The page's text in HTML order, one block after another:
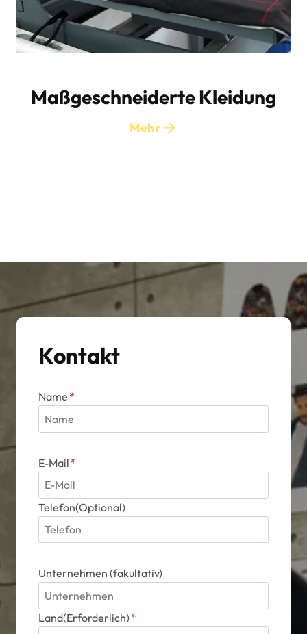
Maßgeschneiderte Kleidung
Mehr
Kontakt
Name *
E-Mail *
Telefon(Optional)
Unternehmen (fakultativ)
Land(Erforderlich) *